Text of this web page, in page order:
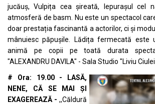
jucăuș, Vulpița cea șireată, Iepurașul cel
atmosferă de basm. Nu este un spectacol
doar prestația fascinantă a actorilor, ci și
mânuiesc păpușile. Lădița fermecată este
animă pe copii pe toată durata
"ALEXANDRU DAVILA" - Sala Studio "Liviu
# Ora: 19.00 - LASĂ,
NENE, CĂ SE MAI ȘI
EXAGEREAZĂ - ,,Căldură